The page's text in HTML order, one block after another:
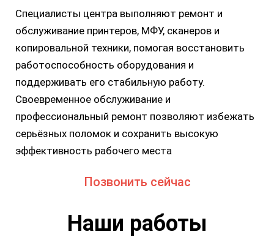
копировальной техники, помогая восстановить
работоспособность оборудования и
поддерживать его стабильную работу.
Своевременное обслуживание и
профессиональный ремонт позволяют избежать
серьёзных поломок и сохранить высокую
эффективность рабочего места
Позвонить сейчас
Наши работы